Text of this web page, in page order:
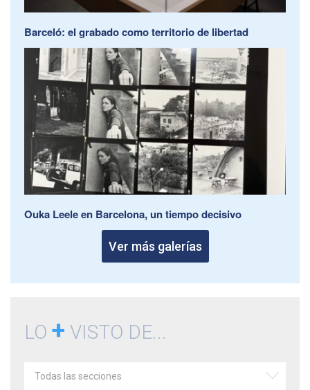
Barceló: el grabado como territorio de libertad
Ouka Leele en Barcelona, un tiempo decisivo
Ver más galerías
LO + VISTO DE...
Todas las secciones